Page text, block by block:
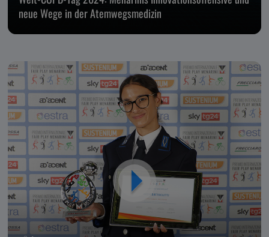
neue Wege in der Atemwegsmedizin